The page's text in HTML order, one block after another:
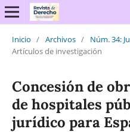
Inicio / Archivos / Núm. 34:
Artículos de investigación
Concesión de
de hospitales
jurídico para